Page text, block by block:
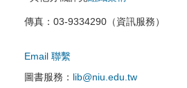
傳真：03-9334290（資訊服務）
Email 聯繫
圖書服務： lib@niu.edu.tw